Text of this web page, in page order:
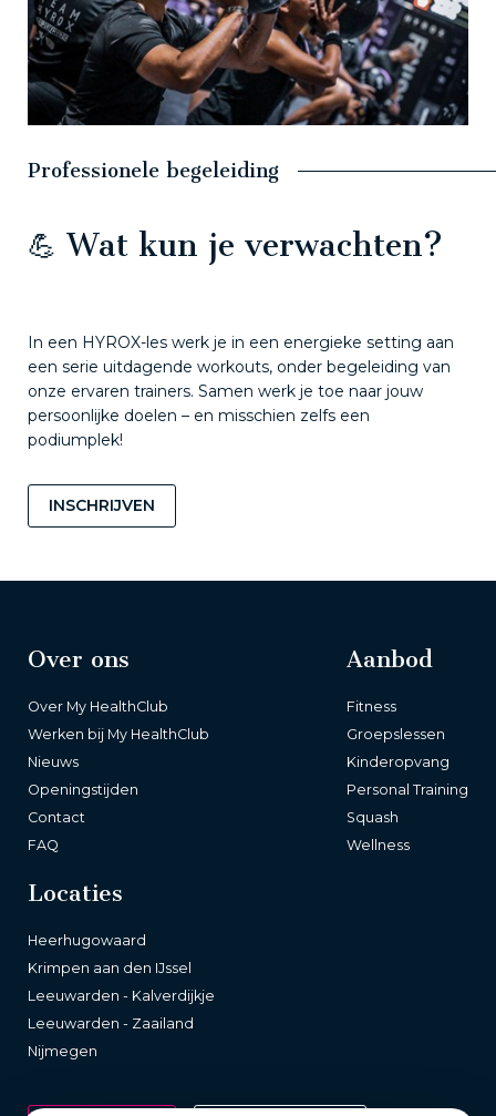
Professionele begeleiding
💪 Wat kun je verwachten?
In een HYROX-les werk je in een energieke setting aan
een serie uitdagende workouts, onder begeleiding van
onze ervaren trainers. Samen werk je toe naar jouw
persoonlijke doelen – en misschien zelfs een
podiumplek!
INSCHRIJVEN
Over ons
Over My HealthClub
Werken bij My HealthClub
Nieuws
Openingstijden
Contact
FAQ
Aanbod
Fitness
Groepslessen
Kinderopvang
Personal Training
Squash
Wellness
Locaties
Heerhugowaard
Krimpen aan den IJssel
Leeuwarden - Kalverdijkje
Leeuwarden - Zaailand
Nijmegen